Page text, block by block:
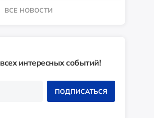
ВСЕ НОВОСТИ
всех интересных событий!
ПОДПИСАТЬСЯ